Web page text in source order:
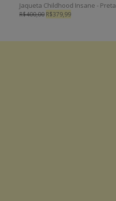
Jaqueta Childhood Insane - Preta
R$400,00 R$379,99